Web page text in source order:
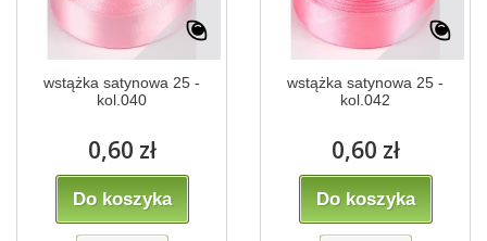
wstążka satynowa 25 -
kol.040
0,60 zł
Do koszyka
wstążka satynowa 25 -
kol.042
0,60 zł
Do koszyka